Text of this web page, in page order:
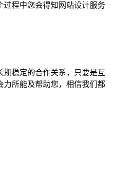
过程中您会得知网站设计服务
期稳定的合作关系，只要是互
力所能及帮助您，相信我们都